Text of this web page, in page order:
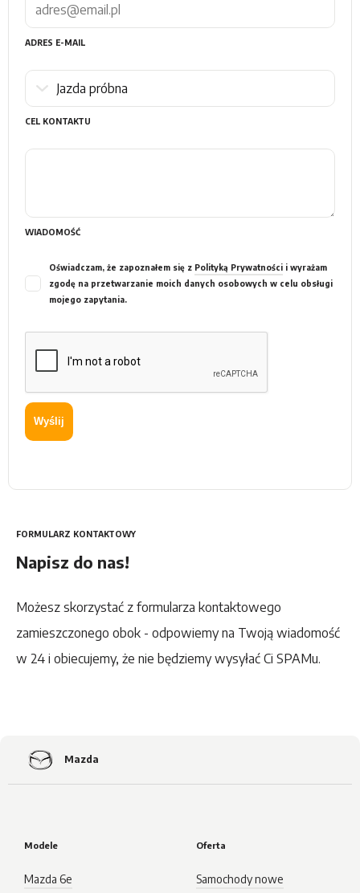
ADRES E-MAIL
CEL KONTAKTU
WIADOMOŚĆ
Oświadczam, że zapoznałem się z Polityką Prywatności i wyrażam
zgodę na przetwarzanie moich danych osobowych w celu obsługi
mojego zapytania.
Wyślij
FORMULARZ KONTAKTOWY
Napisz do nas!
Możesz skorzystać z formularza kontaktowego
zamieszczonego obok - odpowiemy na Twoją wiadomość
w 24 i obiecujemy, że nie będziemy wysyłać Ci SPAMu.
Mazda
Modele
Mazda 6e
Oferta
Samochody nowe